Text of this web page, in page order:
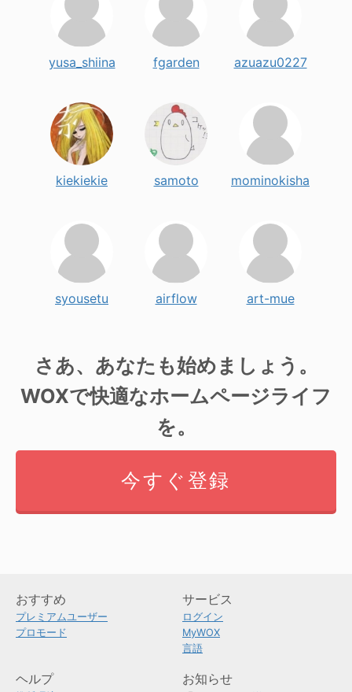
yusa_shiina fgarden azuazu0227
kiekiekie samoto mominokisha
syousetu airflow art-mue
さあ、あなたも始めましょう。
WOXで快適なホームページライフ
を。
今すぐ登録
おすすめ
プレミアムユーザー
プロモード
サービス
ログイン
MyWOX
言語
ヘルプ お知らせ